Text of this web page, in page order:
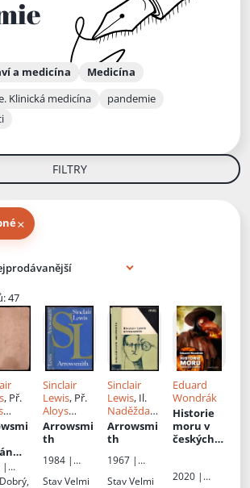
a medicína
Medicína
Klinická medicína
pandemie
FILTRY
×
47
, Př.
|
Dobrý,
Sinclair
Lewis, Př.
Aloys
Skoumal
Arrowsmi
th
1984 |
StavVelmi
Sinclair
Lewis, Il.
Naděžda
Synecká
Arrowsmi
th
1967 |
fronta
StavVelmi
Eduard
Wondrák
Historie
moru v
českých
morových
2020 |